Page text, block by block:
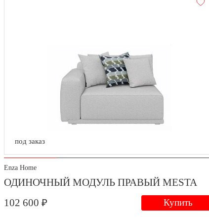
под заказ
Enza Home
ОДИНОЧНЫЙ МОДУЛЬ ПРАВЫЙ MESTA
102 600 ₽
Купить